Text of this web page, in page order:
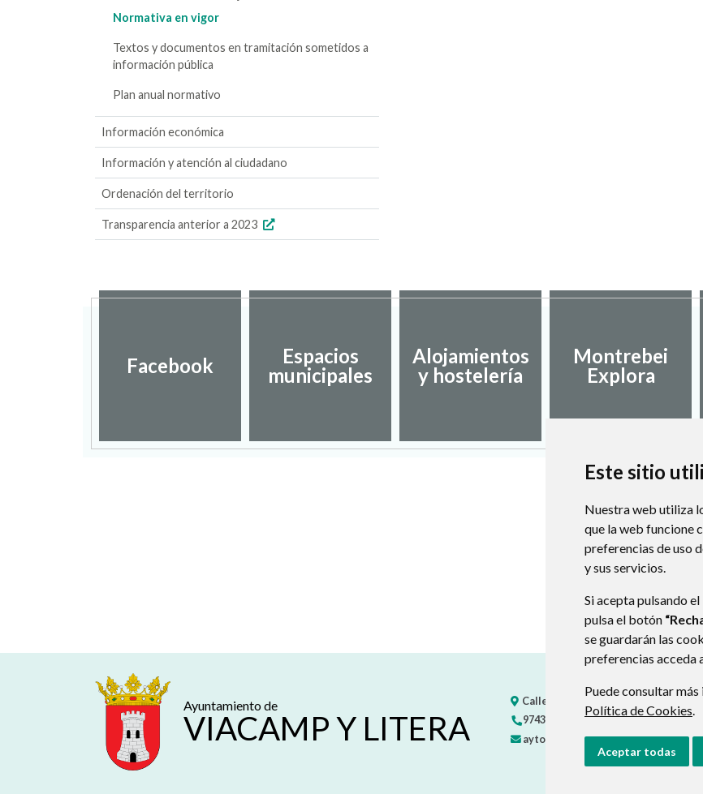
Este sitio
Nuestra web utiliza
que la web funcione
preferencias de uso
y sus servicios.
Si acepta pulsando
pulsa el botón
se guardarán las
preferencias acceda
Puede consultar
Política de Cookies.
Aceptar todas
Normativa en vigor
Textos y documentos en tramitación sometidos a
información pública
Plan anual normativo
Información económica
Información y atención al ciudadano
Ordenación del territorio
Transparencia anterior a 2023
Facebook
Espacios
municipales
Alojamientos
y hostelería
Montrebei
Explora
Ayuntamiento de
VIACAMP Y LITERA
Calle Única, s/n
974347250
974347235
ayto-viacamp-litera@hotmail.com